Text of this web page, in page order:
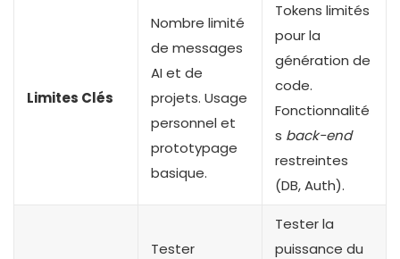
Limites Clés
Nombre limité
de messages
AI et de
projets. Usage
personnel et
prototypage
basique.
Tokens limités
pour la
génération de
code.
Fonctionnalité
s back-end
restreintes
(DB, Auth).
Tester
Tester la
puissance du